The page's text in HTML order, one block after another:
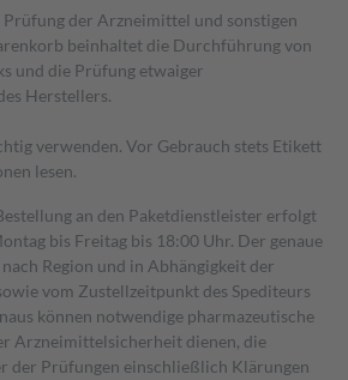
Prüfung der Arzneimittel und sonstigen
beinhaltet die Durchführung von
und die Prüfung etwaiger
Herstellers.
verwenden. Vor Gebrauch stets Etikett
lesen.
an den Paketdienstleister erfolgt
bis Freitag bis 18:00 Uhr. Der genaue
Region und in Abhängigkeit der
vom Zustellzeitpunkt des Spediteurs
können notwendige pharmazeutische
Arzneimittelsicherheit dienen, die
der Prüfungen einschließlich Klärungen